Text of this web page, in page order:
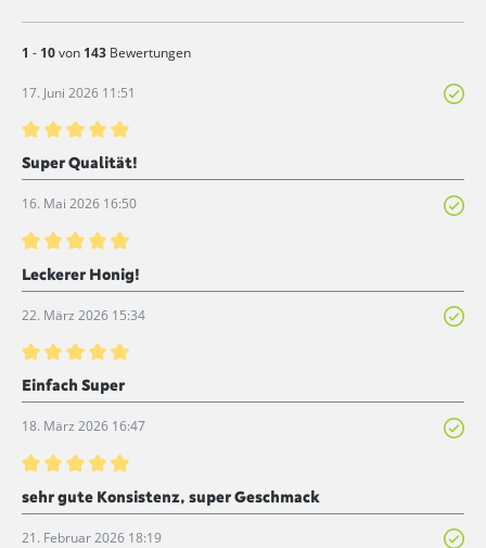
1 - 10von 143 Bewertungen
17. Juni 2026 11:51
Bewertung mit 5 von 5 Sternen
Super Qualität!
16. Mai 2026 16:50
Bewertung mit 5 von 5 Sternen
Leckerer Honig!
22. März 2026 15:34
Bewertung mit 5 von 5 Sternen
Einfach Super
18. März 2026 16:47
Bewertung mit 5 von 5 Sternen
sehr gute Konsistenz, super Geschmack
21. Februar 2026 18:19